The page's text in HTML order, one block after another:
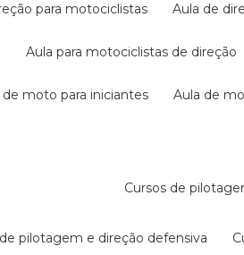
para motociclistas aula de
aula para motociclistas de direção
de moto para iniciantes aula de
cursos de
de pilotagem e direção defensiva